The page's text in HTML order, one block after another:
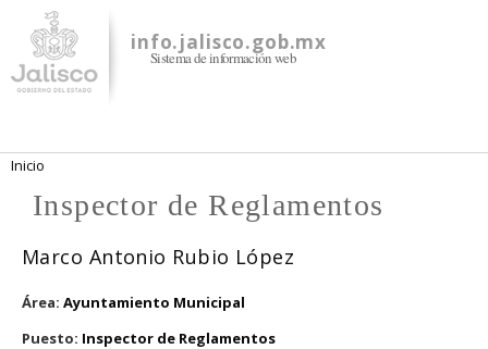
contenido
principal
info.jalisco.gob.mx
Sistema de información web
Se encuentra usted aquí
Inicio
Inspector de Reglamentos
Marco Antonio Rubio López
Área: Ayuntamiento Municipal
Puesto: Inspector de Reglamentos